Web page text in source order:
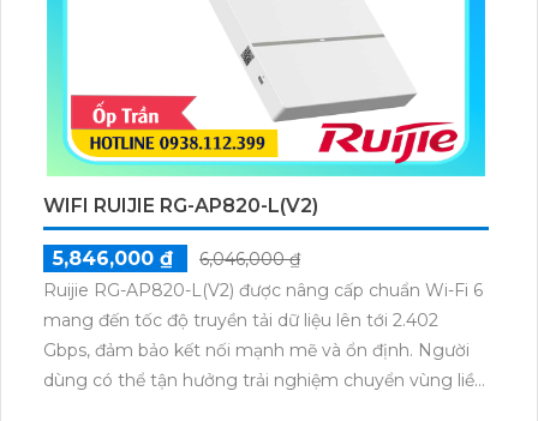
WIFI RUIJIE RG-AP820-L(V2)
5,846,000 ₫
6,046,000 ₫
Ruijie RG-AP820-L(V2) được nâng cấp chuẩn Wi-Fi 6
mang đến tốc độ truyền tải dữ liệu lên tới 2.402
Gbps, đảm bảo kết nối mạnh mẽ và ổn định. Người
dùng có thể tận hưởng trải nghiệm chuyển vùng liền